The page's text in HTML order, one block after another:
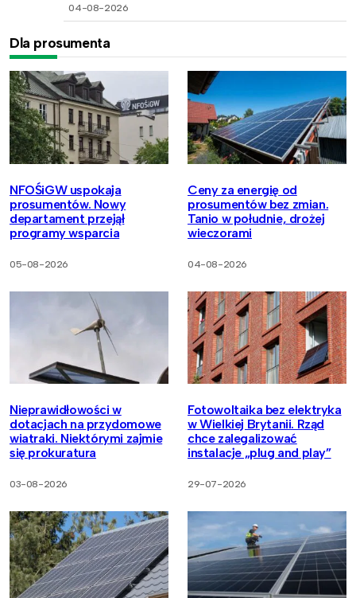
04-08-2026
Dla prosumenta
NFOŚiGW uspokaja
prosumentów. Nowy
departament przejął
programy wsparcia
05-08-2026
Ceny za energię od
prosumentów bez zmian.
Tanio w południe, drożej
wieczorami
04-08-2026
Nieprawidłowości w
dotacjach na przydomowe
wiatraki. Niektórymi zajmie
się prokuratura
03-08-2026
Fotowoltaika bez elektryka
w Wielkiej Brytanii. Rząd
chce zalegalizować
instalacje „plug and play”
29-07-2026